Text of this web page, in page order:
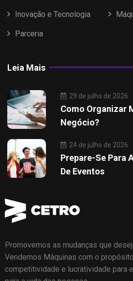
Inovação e Tecnologia
Parceria
Leia Mais
29 de julho de 2026
Como Organizar
Negócio?
24 de julho de 2026
Prepare-Se Para
De Eventos
Promovemos as mudanças que
Vendemos Máquinas com o
competitividade e lucratividade para